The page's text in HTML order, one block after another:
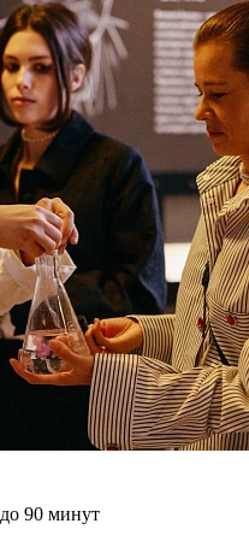
до 90 минут